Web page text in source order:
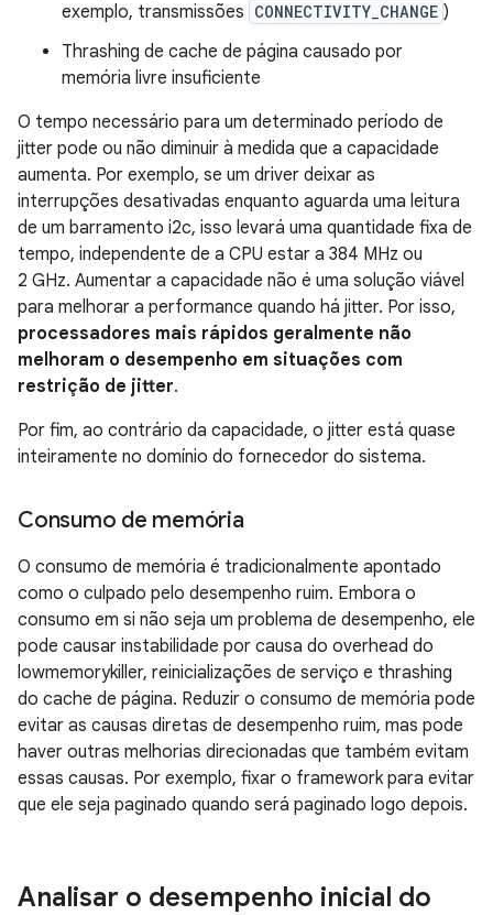
exemplo, transmissões CONNECTIVITY_CHANGE )
Thrashing de cache de página causado por
memória livre insuficiente
O tempo necessário para um determinado período de
jitter pode ou não diminuir à medida que a capacidade
aumenta. Por exemplo, se um driver deixar as
interrupções desativadas enquanto aguarda uma leitura
de um barramento i2c, isso levará uma quantidade fixa de
tempo, independente de a CPU estar a 384 MHz ou
2 GHz. Aumentar a capacidade não é uma solução viável
para melhorar a performance quando há jitter. Por isso,
processadores mais rápidos geralmente não
melhoram o desempenho em situações com
restrição de jitter.
Por fim, ao contrário da capacidade, o jitter está quase
inteiramente no domínio do fornecedor do sistema.
Consumo de memória
O consumo de memória é tradicionalmente apontado
como o culpado pelo desempenho ruim. Embora o
consumo em si não seja um problema de desempenho, ele
pode causar instabilidade por causa do overhead do
lowmemorykiller, reinicializações de serviço e thrashing
do cache de página. Reduzir o consumo de memória pode
evitar as causas diretas de desempenho ruim, mas pode
haver outras melhorias direcionadas que também evitam
essas causas. Por exemplo, fixar o framework para evitar
que ele seja paginado quando será paginado logo depois.
Analisar o desempenho inicial do